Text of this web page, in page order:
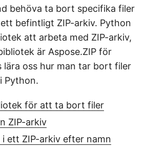
behöva ta bort specifika filer
befintligt ZIP-arkiv. Python
att arbeta med ZIP-arkiv,
är Aspose.ZIP för
lära oss hur man tar bort filer
Python.
för att ta bort filer
ZIP-arkiv
ett ZIP-arkiv efter namn